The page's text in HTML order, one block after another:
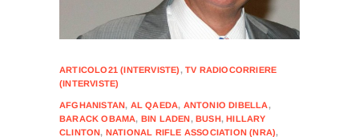
ARTICOLO21 (INTERVISTE) ,TV RADIOCORRIERE
(INTERVISTE)
AFGHANISTAN, AL QAEDA, ANTONIO DIBELLA,
BARACK OBAMA, BIN LADEN ,BUSH,HILLARY
CLINTON, NATIONAL RIFLE ASSOCIATION (NRA),